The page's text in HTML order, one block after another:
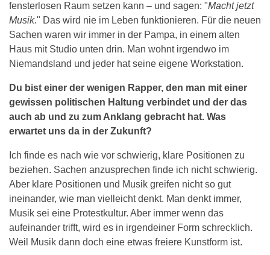
fensterlosen Raum setzen kann – und sagen: "Macht jetzt
Musik." Das wird nie im Leben funktionieren. Für die neuen
Sachen waren wir immer in der Pampa, in einem alten
Haus mit Studio unten drin. Man wohnt irgendwo im
Niemandsland und jeder hat seine eigene Workstation.
Du bist einer der wenigen Rapper, den man mit einer
gewissen politischen Haltung verbindet und der das
auch ab und zu zum Anklang gebracht hat. Was
erwartet uns da in der Zukunft?
Ich finde es nach wie vor schwierig, klare Positionen zu
beziehen. Sachen anzusprechen finde ich nicht schwierig.
Aber klare Positionen und Musik greifen nicht so gut
ineinander, wie man vielleicht denkt. Man denkt immer,
Musik sei eine Protestkultur. Aber immer wenn das
aufeinander trifft, wird es in irgendeiner Form schrecklich.
Weil Musik dann doch eine etwas freiere Kunstform ist.